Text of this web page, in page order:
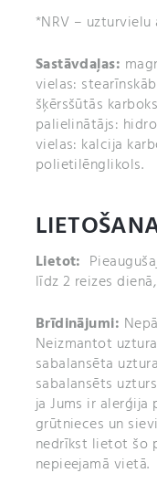
*NRV –
Sastāvdaļas:
vielas:
šķērsšūtās
palielinātājs:
vielas: kalcija
polietilēnglikols.
Lietot:
līdz 2 reizes
Brīdinājumi:
Neizmantot
sabalansēta
sabalansēts
ja Jums ir alerģija
grūtnieces un
nedrīkst lietot šo
nepieejamā vietā.